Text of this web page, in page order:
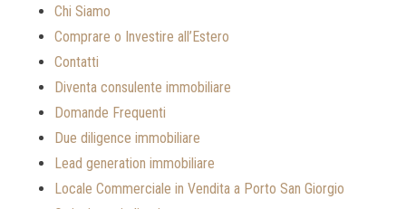
Chi Siamo
Comprare o Investire all’Estero
Contatti
Diventa consulente immobiliare
Domande Frequenti
Due diligence immobiliare
Lead generation immobiliare
Locale Commerciale in Vendita a Porto San Giorgio